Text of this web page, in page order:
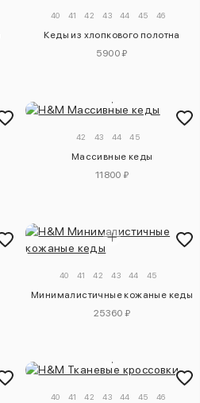
40 41 42 43 44 45 46
Кеды из хлопкового полотна
5900 ₽
42 43 44 45
Массивные кеды
11800 ₽
40 41 42 43 44 45
Минималистичные кожаные кеды
25360 ₽
40 41 42 43 44 45 46